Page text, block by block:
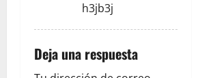
t
r
h3jb3j
Deja una respuesta